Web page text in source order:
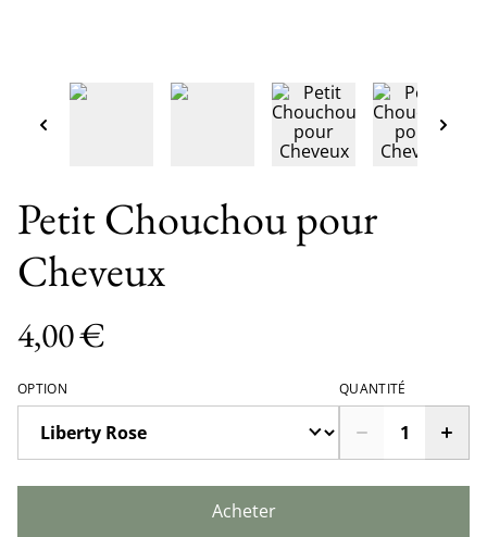
Petit Chouchou pour
Cheveux
4,00 €
OPTION QUANTITÉ
Acheter